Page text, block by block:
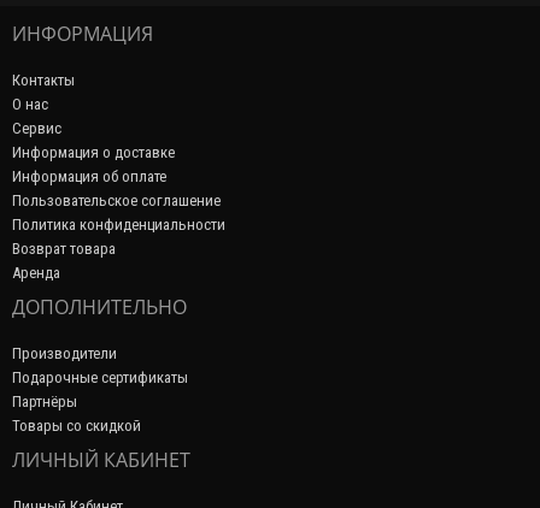
ИНФОРМАЦИЯ
Контакты
О нас
Сервис
Информация о доставке
Информация об оплате
Пользовательское соглашение
Политика конфиденциальности
Возврат товара
Аренда
ДОПОЛНИТЕЛЬНО
Производители
Подарочные сертификаты
Партнёры
Товары со скидкой
ЛИЧНЫЙ КАБИНЕТ